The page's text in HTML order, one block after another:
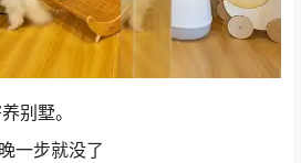
别墅。
一步就没了